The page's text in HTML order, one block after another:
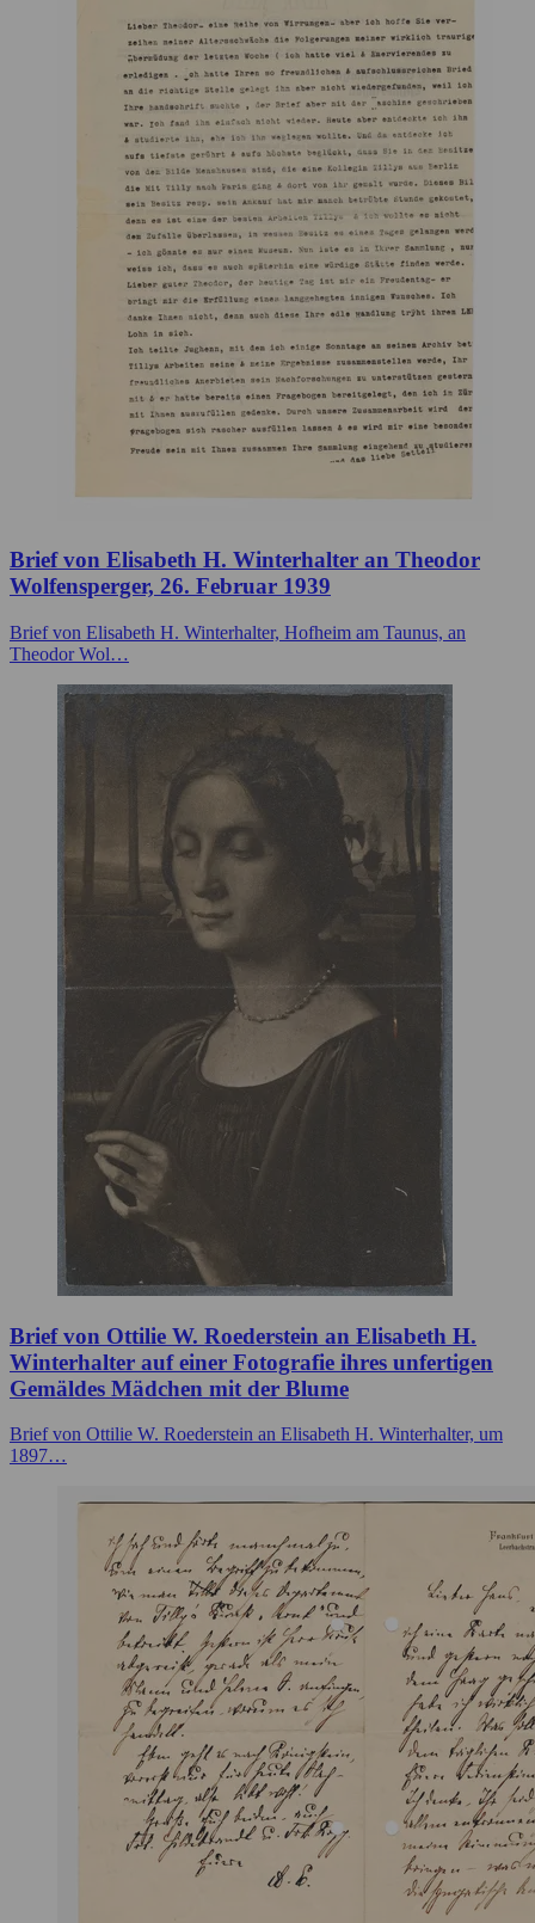
Brief von Elisabeth H. Winterhalter an Theodor
Wolfensperger, 26. Februar 1939
Brief von Elisabeth H. Winterhalter, Hofheim am Taunus, an
Theodor Wol…
Brief von Ottilie W. Roederstein an Elisabeth H.
Winterhalter auf einer Fotografie ihres unfertigen
Gemäldes Mädchen mit der Blume
Brief von Ottilie W. Roederstein an Elisabeth H. Winterhalter, um
1897…